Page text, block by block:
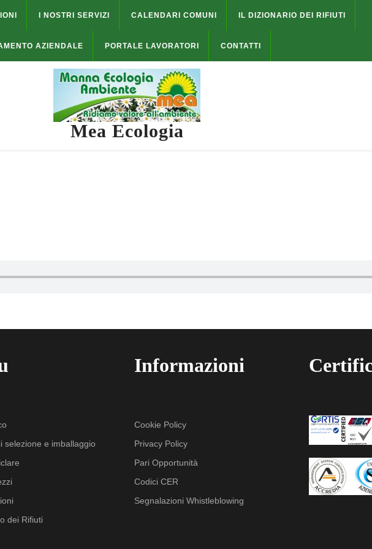
I NOSTRI SERVIZI CALENDARI COMUNI IL DIZIONARIO DEI RIFIUTI
AZIENDALE PORTALE LAVORATORI CONTATTI
Mea Ecologia
selezione e imballaggio
dei Rifiuti
Informazioni
Cookie Policy
Privacy Policy
Pari Opportunità
Codici CER
Segnalazioni Whistleblowing